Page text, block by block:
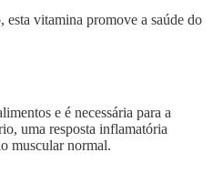
esta vitamina promove a saúde do
e é necessária para a
uma resposta inflamatória
muscular normal.